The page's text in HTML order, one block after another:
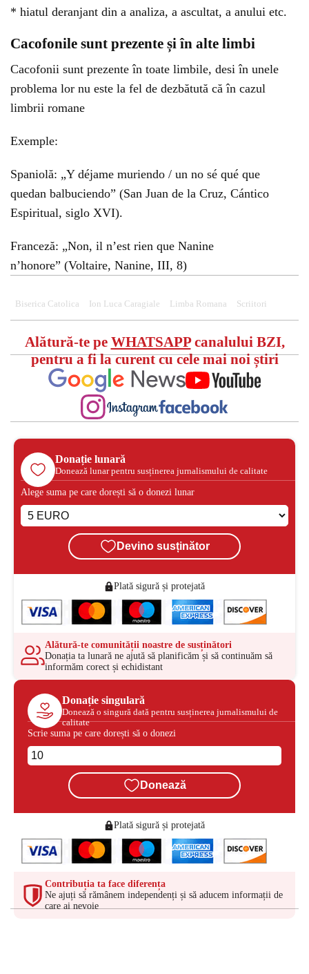
* hiatul deranjant din a analiza, a ascultat, a anului etc.
Cacofonile sunt prezente și în alte limbi
Cacofonii sunt prezente în toate limbile, desi în unele
problema lor nu este la fel de dezbătută că în cazul
limbrii romane
Exemple:
Spaniolă: „Y déjame muriendo / un no sé qué que
quedan balbuciendo” (San Juan de la Cruz, Cántico
Espiritual, siglo XVI).
Franceză: „Non, il n’est rien que Nanine
n’honore” (Voltaire, Nanine, III, 8)
Biserica Catolica Ion Luca Caragiale Limba Romana Scriitori
Alătură-te pe WHATSAPPcanalului BZI,
pentru a fi la curent cu cele mai noi știri
Donație lunară
Donează lunar pentru susținerea jurnalismului de calitate
Alege suma pe care dorești să o donezi lunar
Devino susținător
Plată sigură și protejată
Alătură-te comunității noastre de susținători
Donația ta lunară ne ajută să planificăm și să continuăm să
informăm corect și echidistant
Donație singulară
Donează o singură dată pentru susținerea jurnalismului de
calitate
Scrie suma pe care dorești să o donezi
Donează
Plată sigură și protejată
Contribuția ta face diferența
Ne ajuți să rămânem independenți și să aducem informații de
care ai nevoie